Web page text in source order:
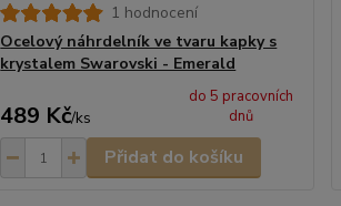
1 hodnocení
Ocelový náhrdelník ve tvaru kapky s
krystalem Swarovski - Emerald
489 Kč/ks
do 5 pracovních
dnů
Přidat do košíku